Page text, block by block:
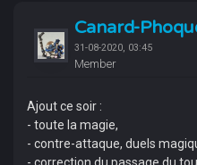
Canard-
31-08-2020, 03:45
Member
Ajout ce soir :
- toute la magie,
- contre-attaque, duels
- correction du passage du